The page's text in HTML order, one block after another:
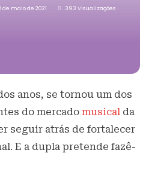
de maio de 2021 393 Visualizações
anos, se tornou um dos
do mercado musical da
seguir atrás de fortalecer
E a dupla pretende fazê-